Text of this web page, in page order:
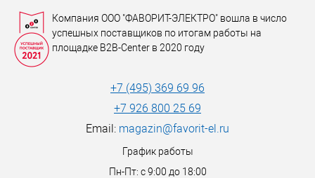
Компания ООО "ФАВОРИТ-ЭЛЕКТРО" вошла в число
успешных поставщиков по итогам работы на
площадке B2B-Center в 2020 году
+7 (495) 369 69 96
+7 926 800 25 69
Email: magazin@favorit-el.ru
График работы
Пн-Пт: с 9:00 до 18:00